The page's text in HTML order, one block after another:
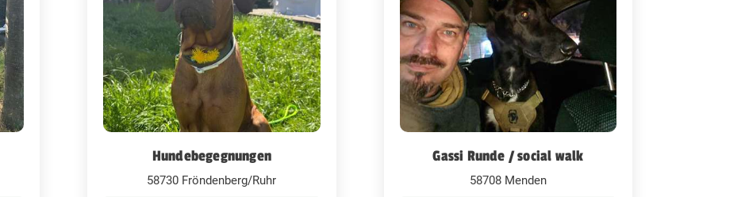
Hundebegegnungen
58730 Fröndenberg/Ruhr
Gassi Runde / social walk
58708 Menden